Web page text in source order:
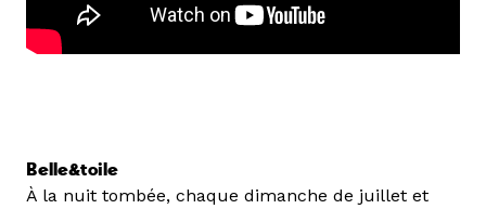
Belle&toile
À la nuit tombée, chaque dimanche de juillet et